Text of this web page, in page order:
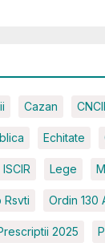
Cazan
Echitate
ISCIR Lege
Rsvti Ordin 130
2025